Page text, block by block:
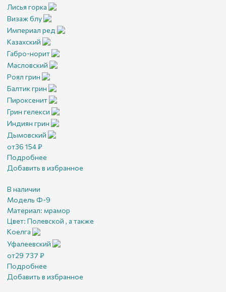
Лисья горка
Визаж блу
Империал ред
Казахский
Габро-норит
Масловский
Роял грин
Балтик грин
Пироксенит
Грин гелекси
Индиян грин
Дымовский
от36 154₽
Подробнее
Добавить в избранное
В наличии
Модель Ф-9
Материал: мрамор
Цвет: Полевской , а также
Коелга
Уфалеевский
от29 737 ₽
Подробнее
Добавить в избранное